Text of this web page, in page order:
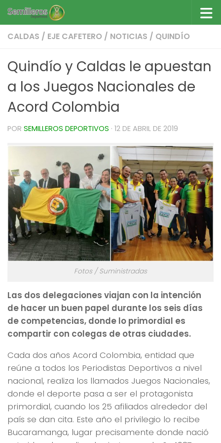
Saltar al contenido
CALDAS / EJE CAFETERO / NOTICIAS / QUINDÍO
Quindío y Caldas le apuestan
a los Juegos Nacionales de
Acord Colombia
POR SEMILLEROS DEPORTIVOS · 12 DE ABRIL DE 2019
Fotos / Suministradas
Las dos delegaciones viajan con la intención
de hacer un buen papel durante los seis días
de competencias, donde lo primordial es
compartir con colegas de otras ciudades.
Cada dos años Acord Colombia, entidad que
reúne a todos los Periodistas Deportivos a nivel
nacional, realiza los llamados Juegos Nacionales,
donde el deporte pasa a ser el protagonista
primordial, cuando los 25 afiliados alrededor del
país se dan cita. Este año el privilegio lo recibe
Bucaramanga, lugar precisamente donde nació